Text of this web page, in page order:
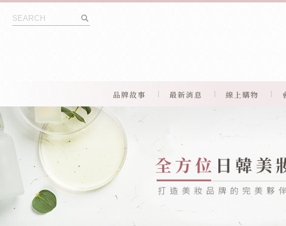
品牌故事 最新消息 線上購物